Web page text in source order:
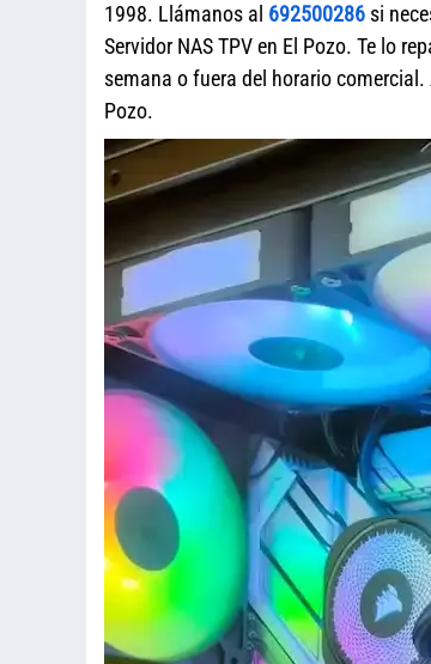
1998. Llámanos al 692500286 si
Servidor NAS TPV en El Pozo. Te lo
semana o fuera del horario comercial.
Pozo.